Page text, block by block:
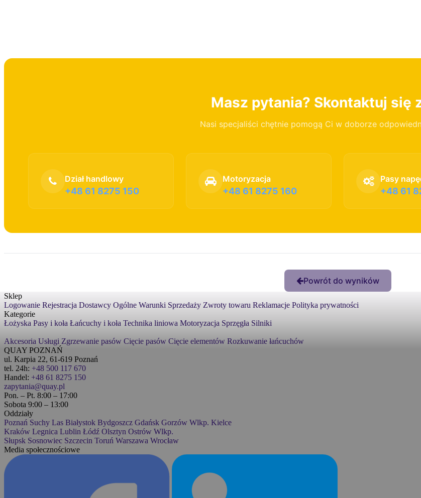
Masz pytania? Skontaktuj się
Nasi specjaliści chętnie pomogą Ci w doborze
Dział handlowy
+48 61 8275 150
Motoryzacja
+48 61 8275 160
Pasy
+48 61
Powrót do wyników
Sklep
Logowanie Rejestracja Dostawcy Ogólne Warunki Sprzedaży Zwroty towaru Reklamacje Polityka prywatności
Kategorie
Łożyska Pasy i koła Łańcuchy i koła Technika liniowa Motoryzacja Sprzęgła Silniki
Akcesoria Usługi Zgrzewanie pasów Cięcie pasów Cięcie elementów Rozkuwanie łańcuchów
QUAY POZNAŃ
ul. Karpia 22, 61-619 Poznań
tel. 24h: +48 500 117 670
Handel: +48 61 8275 150
zapytania@quay.pl
Pon. – Pt. 8:00 – 17:00
Sobota 9:00 – 13:00
Oddziały
Poznań Suchy Las Białystok Bydgoszcz Gdańsk Gorzów Wlkp. Kielce
Kraków Legnica Lublin Łódź Olsztyn Ostrów Wlkp.
Słupsk Sosnowiec Szczecin Toruń Warszawa Wrocław
Media społecznościowe